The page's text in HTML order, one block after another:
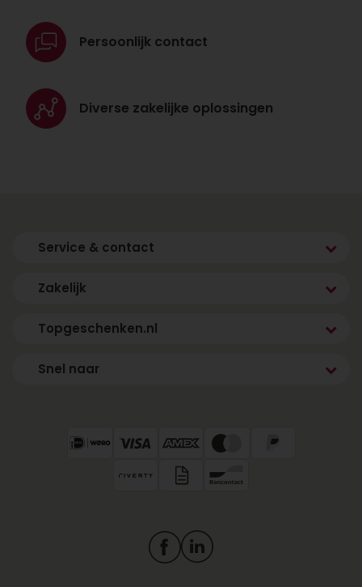
Persoonlijk contact
Diverse zakelijke oplossingen
Service & contact
Zakelijk
Topgeschenken.nl
Snel naar